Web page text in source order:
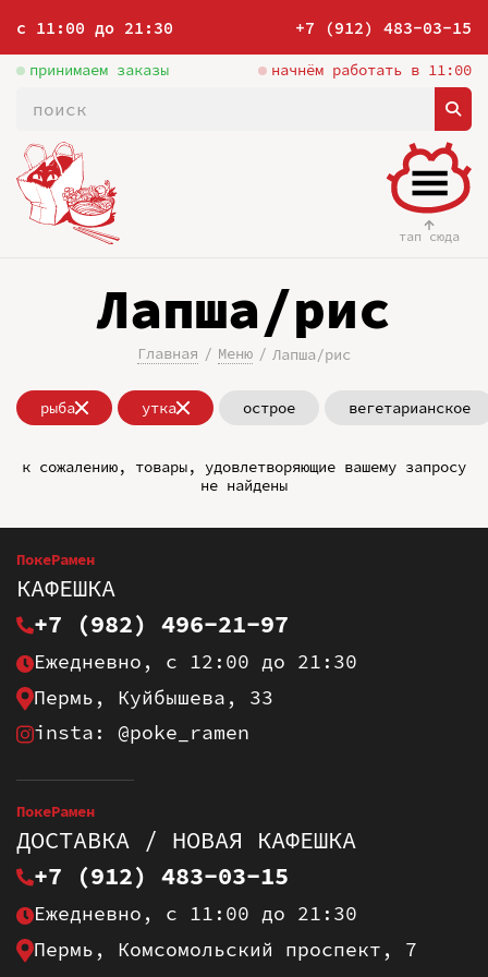
с 11:00 до 21:30 +7 (912) 483-03-15
принимаем заказы начнём работать в 11:00
тап сюда
Лапша/рис
Главная Меню Лапша/рис
рыба утка острое вегетарианское
к сожалению, товары, удовлетворяющие вашему запросу
не найдены
ПокеРамен
КАФЕШКА
+7 (982) 496-21-97
Ежедневно, с 12:00 до 21:30
Пермь, Куйбышева, 33
insta: @poke_ramen
ПокеРамен
ДОСТАВКА / НОВАЯ КАФЕШКА
+7 (912) 483-03-15
Ежедневно, с 11:00 до 21:30
Пермь, Комсомольский проспект, 7